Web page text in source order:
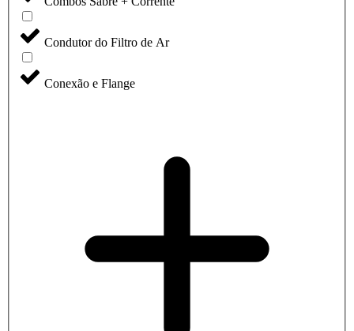
Condutor do Filtro de Ar
Conexão e Flange